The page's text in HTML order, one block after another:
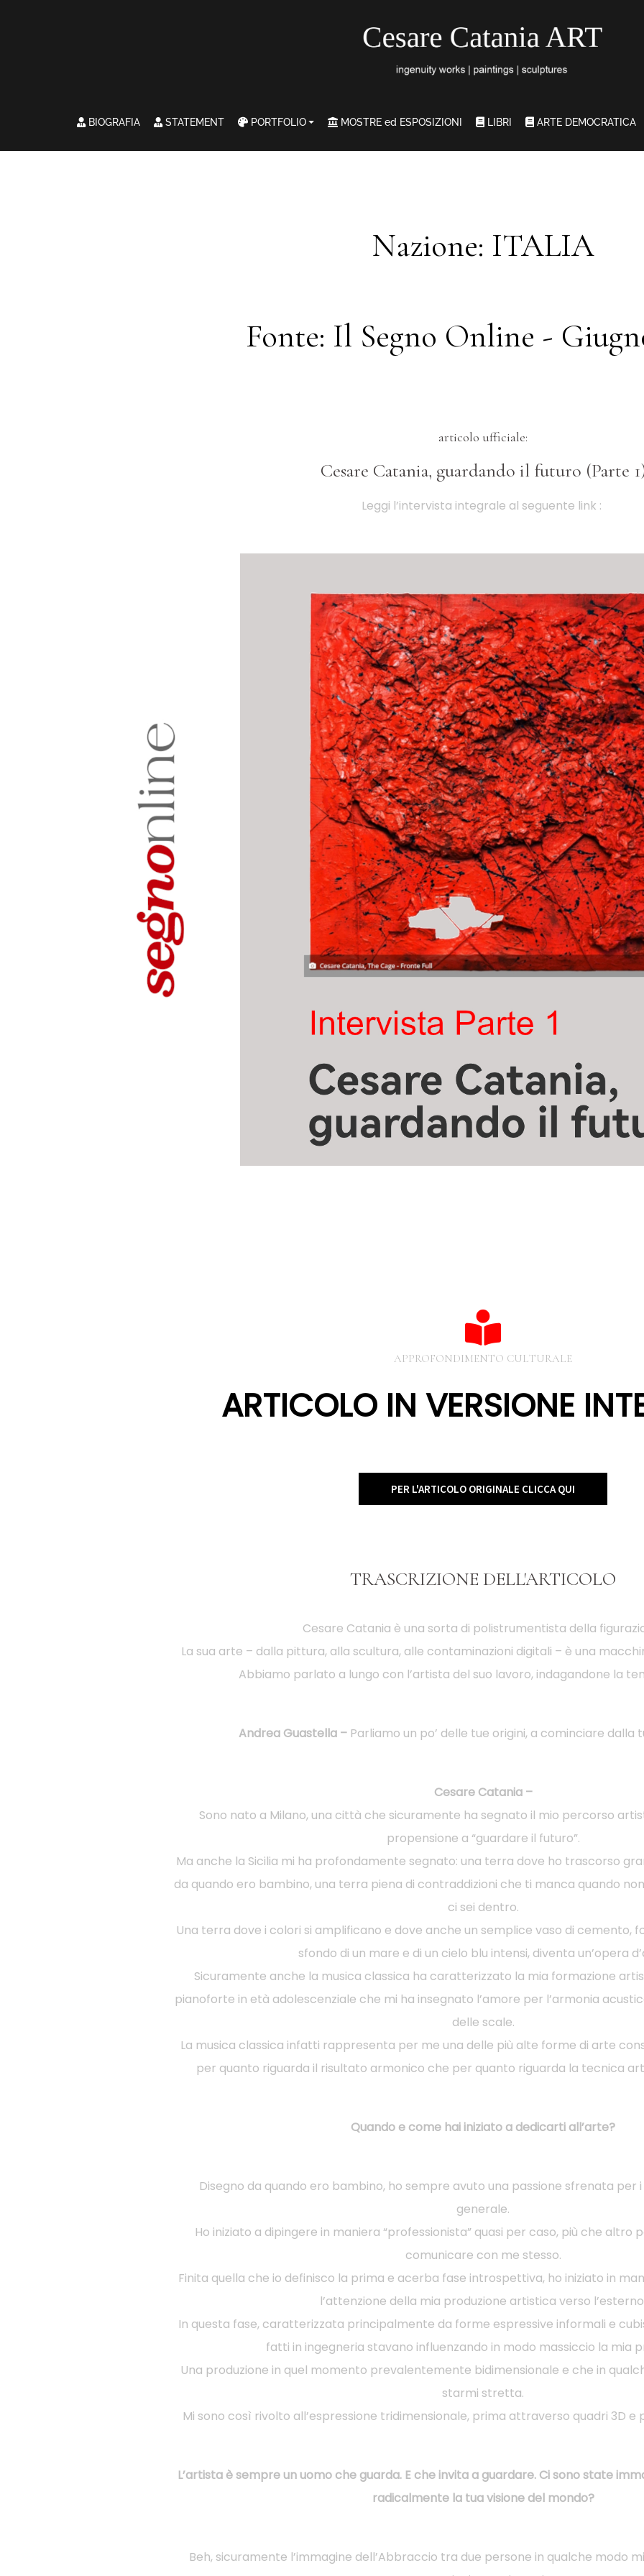
BIOGRAFIA STATEMENT PORTFOLIO MOSTRE ed ESPOSIZIONI LIBRI ARTE DEMOCRATICA
Nazione: ITALIA
Fonte: Il Segno Online -
articolo ufficiale:
Cesare Catania, guardando il futuro (Parte
Leggi l’intervista integrale al seguente link :
APPROFONDIMENTO CULTURALE
ARTICOLO IN VERSIONE
PER L'ARTICOLO ORIGINALE CLICCA QUI
TRASCRIZIONE DELL'ARTICOLO
Cesare Catania è una sorta di polistrumentista della
La sua arte – dalla pittura, alla scultura, alle contaminazioni digitali – è una
Abbiamo parlato a lungo con l’artista del suo lavoro, indagandone la
Andrea Guastella – Parliamo un po’ delle tue origini, a cominciare dalla
Cesare Catania –
Sono nato a Milano, una città che sicuramente ha segnato il mio percorso
propensione a “guardare il futuro”.
Ma anche la Sicilia mi ha profondamente segnato: una terra dove ho trascorso
da quando ero bambino, una terra piena di contraddizioni che ti manca quando
ci sei dentro.
Una terra dove i colori si amplificano e dove anche un semplice vaso di cemento,
sfondo di un mare e di un cielo blu intensi, diventa un’opera
Sicuramente anche la musica classica ha caratterizzato la mia formazione
pianoforte in età adolescenziale che mi ha insegnato l’amore per l’armonia
delle scale.
La musica classica infatti rappresenta per me una delle più alte forme di arte
per quanto riguarda il risultato armonico che per quanto riguarda la tecnica
Quando e come hai iniziato a dedicarti all’arte?
Disegno da quando ero bambino, ho sempre avuto una passione sfrenata per
generale.
Ho iniziato a dipingere in maniera “professionista” quasi per caso, più che altro
comunicare con me stesso.
Finita quella che io definisco la prima e acerba fase introspettiva, ho iniziato in
l’attenzione della mia produzione artistica verso
In questa fase, caratterizzata principalmente da forme espressive informali e
fatti in ingegneria stavano influenzando in modo massiccio la mia
Una produzione in quel momento prevalentemente bidimensionale e che in
starmi stretta.
Mi sono così rivolto all’espressione tridimensionale, prima attraverso quadri 3D
L’artista è sempre un uomo che guarda. E che invita a guardare. Ci sono state
radicalmente la tua visione del mondo?
Beh, sicuramente l’immagine dell’Abbraccio tra due persone in qualche modo